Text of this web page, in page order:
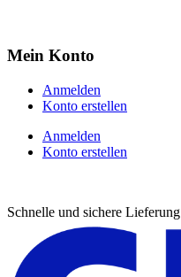
Mein Konto
Anmelden
Konto erstellen
Anmelden
Konto erstellen
Schnelle und sichere Lieferung